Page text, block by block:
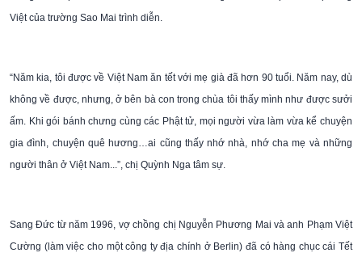
Việt của trường Sao Mai trình diễn.
“Năm kia, tôi được về Việt Nam ăn tết với mẹ già đã hơn 90 tuổi. Năm nay, dù
không về được, nhưng, ở bên bà con trong chùa tôi thấy mình như được sưởi
ấm. Khi gói bánh chưng cùng các Phật tử, mọi người vừa làm vừa kể chuyện
gia đình, chuyện quê hương…ai cũng thấy nhớ nhà, nhớ cha mẹ và những
người thân ở Việt Nam...”, chị Quỳnh Nga tâm sự.
Sang Đức từ năm 1996, vợ chồng chị Nguyễn Phương Mai và anh Phạm Việt
Cường (làm việc cho một công ty địa chính ở Berlin) đã có hàng chục cái Tết